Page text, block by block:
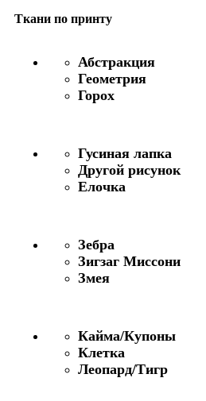
Ткани по принту
Абстракция
Геометрия
Горох
Гусиная лапка
Другой рисунок
Елочка
Зебра
Зигзаг Миссони
Змея
Кайма/Купоны
Клетка
Леопард/Тигр